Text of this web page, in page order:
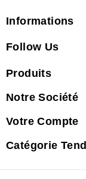
Informations
Follow Us
Produits
Notre Société
Votre Compte
Catégorie